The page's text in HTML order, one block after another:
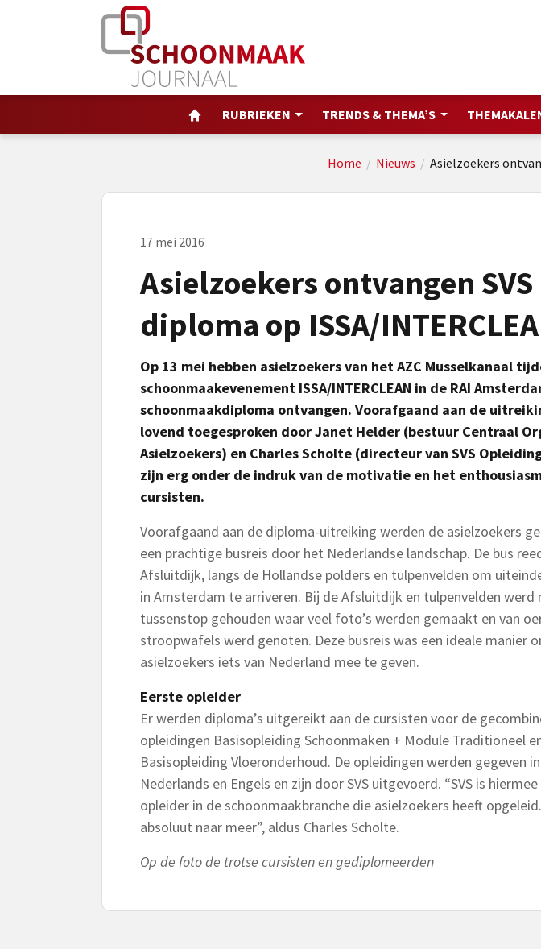
RUBRIEKEN TRENDS & THEMA’S
Home / Nieuws / Asielzoekers
17 mei 2016
Asielzoekers ontvangen SVS
diploma op ISSA/
Op 13 mei hebben asielzoekers van het AZC Musselkanaal
schoonmaakevenement ISSA/INTERCLEAN in de RAI
schoonmaakdiploma ontvangen. Voorafgaand aan de
lovend toegesproken door Janet Helder (bestuur Centraal
Asielzoekers) en Charles Scholte (directeur van SVS
zijn erg onder de indruk van de motivatie en het
cursisten.
Voorafgaand aan de diploma-uitreiking werden de asielzoekers
een prachtige busreis door het Nederlandse landschap. De bus
Afsluitdijk, langs de Hollandse polders en tulpenvelden om
in Amsterdam te arriveren. Bij de Afsluitdijk en tulpenvelden werd
tussenstop gehouden waar veel foto’s werden gemaakt en van
stroopwafels werd genoten. Deze busreis was een ideale manier
asielzoekers iets van Nederland mee te geven.
Eerste opleider
Er werden diploma’s uitgereikt aan de cursisten voor de
opleidingen Basisopleiding Schoonmaken + Module Traditioneel
Basisopleiding Vloeronderhoud. De opleidingen werden gegeven
Nederlands en Engels en zijn door SVS uitgevoerd. “SVS is
opleider in de schoonmaakbranche die asielzoekers heeft
absoluut naar meer”, aldus Charles Scholte.
Op de foto de trotse cursisten en gediplomeerden